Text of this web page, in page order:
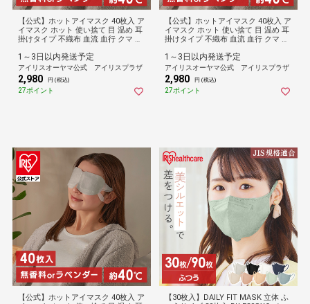
【公式】ホットアイマスク 40枚入 ア
イマスク ホット 使い捨て 目 温め 耳
掛けタイプ 不織布 血流 血行 クマ リ
ト 睡眠前 旅行 休憩 モイスクル じん
わりホットアイマスク アソート
1～3日以内発送予定
アイリスオーヤマ公式 アイリスプラザ
2,980 円 (税込)
27ポイント
【公式】ホットアイマスク 40枚入 ア
イマスク ホット 使い捨て 目 温め 耳
掛けタイプ 不織布 血流 血行 クマ リ
ト 睡眠前 旅行 休憩 モイスクル じん
わりホットアイマスク アソート
1～3日以内発送予定
アイリスオーヤマ公式 アイリスプラザ
2,980 円 (税込)
27ポイント
【公式】ホットアイマスク 40枚入 ア
【30枚入】DAILY FIT MASK 立体 ふ